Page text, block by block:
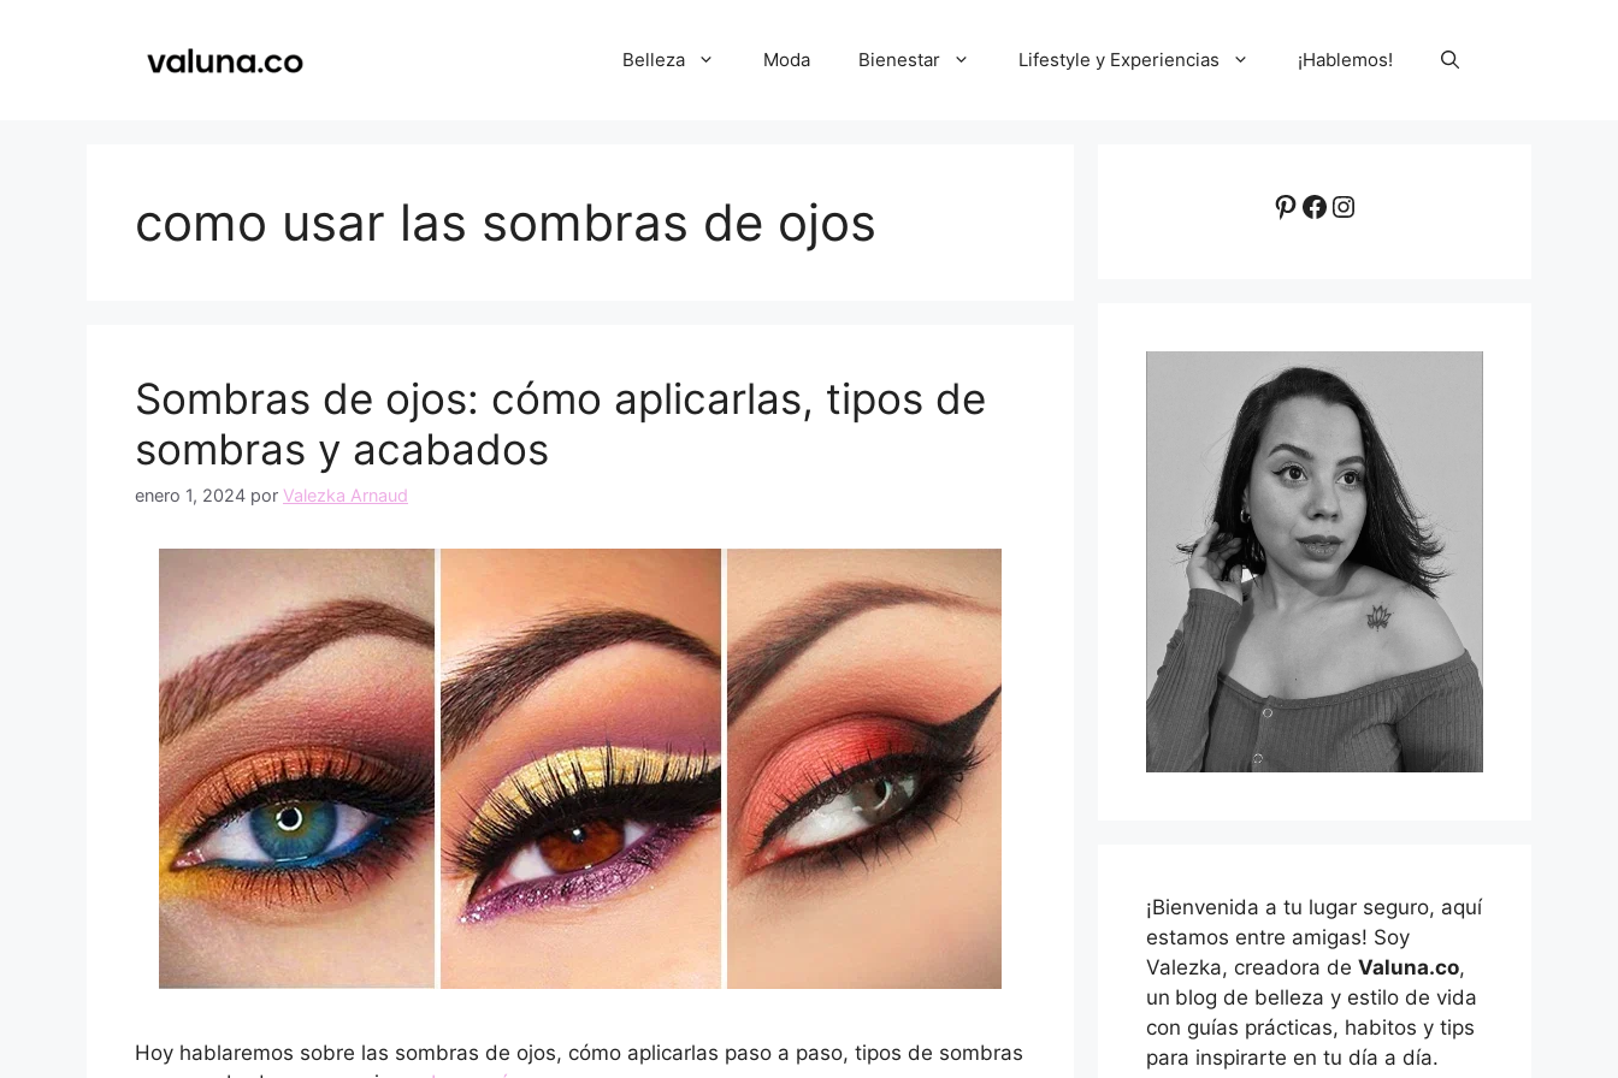
Belleza Moda Bienestar Lifestyle y Experiencias ¡Hablemos!
como usar las sombras de ojos
Sombras de ojos: cómo aplicarlas, tipos de
sombras y acabados
enero 1, 2024 por Valezka Arnaud
Hoy hablaremos sobre las sombras de ojos, cómo aplicarlas paso a paso, tipos de sombras
Pinterest
Facebook
Instagram
¡Bienvenida a tu lugar seguro, aquí
estamos entre amigas! Soy
Valezka, creadora de Valuna.co,
un blog de belleza y estilo de vida
con guías prácticas, habitos y tips
para inspirarte en tu día a día.